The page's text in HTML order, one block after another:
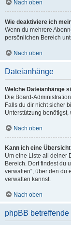
Nach oben
Wie deaktiviere ich
Wenn du mehrere
persönlichen Bereich
Nach oben
Dateianhänge
Welche Dateianhänge
Die Board-
Falls du dir nicht sicher
Unterstützung
Nach oben
Kann ich eine
Um eine Liste all deiner
Bereich. Dort findest du
verwalten“, über den du
verwalten kannst.
Nach oben
phpBB betreffende